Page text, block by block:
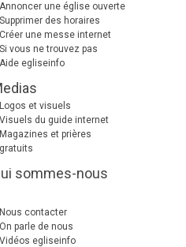
Annoncer une église ouverte
Supprimer des horaires
Créer une messe internet
Si vous ne trouvez pas
Aide egliseinfo
Logos et visuels
Visuels du guide internet
Magazines et prières
gratuits
sommes-nous
Nous contacter
On parle de nous
Vidéos egliseinfo